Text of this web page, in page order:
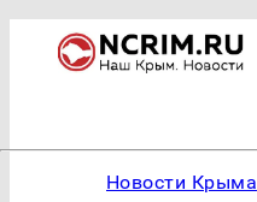
Новости Крыма